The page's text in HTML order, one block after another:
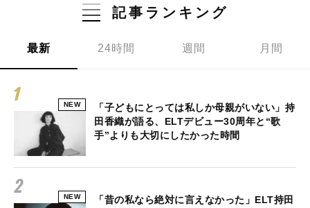
記事ランキング
最新 24時間 週間 月間
NEW
「子どもにとっては私しか母親がいない」持
田香織が語る、ELTデビュー30周年と“歌
手”よりも大切にしたかった時間
NEW
「昔の私なら絶対に言えなかった」ELT持田